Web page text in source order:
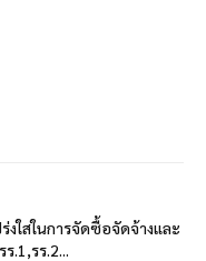
ร่งใสในการจัดซื้อจัดจ้างและ
.1,รร.2...